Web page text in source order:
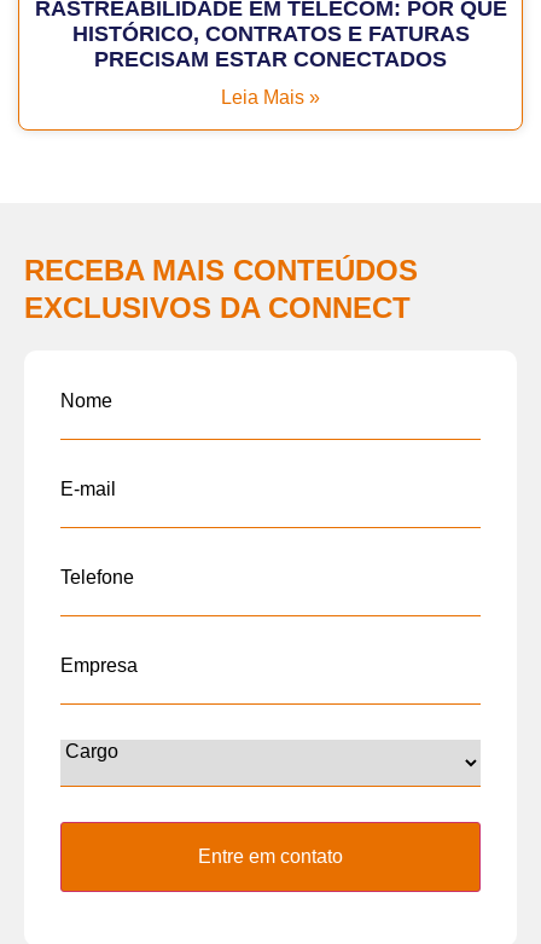
RASTREABILIDADE EM TELECOM: POR QUE
HISTÓRICO, CONTRATOS E FATURAS
PRECISAM ESTAR CONECTADOS
Leia Mais »
RECEBA MAIS CONTEÚDOS
EXCLUSIVOS DA CONNECT